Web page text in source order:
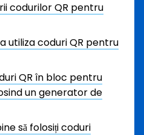
codurilor QR pentru
utiliza coduri QR pentru
QR în bloc pentru
un generator de
să folosiți coduri